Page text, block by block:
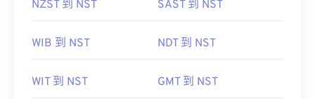
NZST 到 NST SAST 到 NST
WIB 到 NST NDT 到 NST
WIT 到 NST GMT 到 NST